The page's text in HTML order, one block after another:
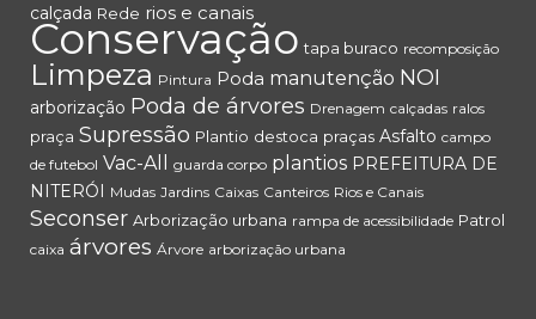
calçada Rede rios e canais
Conservação tapa buraco recomposição
Limpeza Pintura Poda manutenção NOI
arborização Poda de árvores Drenagem calçadas ralos
praça Supressão Plantio destoca praças Asfalto campo
de futebol Vac-All guarda corpo plantios PREFEITURA DE
NITERÓI
Mudas Jardins Caixas Canteiros Rios e Canais
Seconser Arborização urbana rampa de acessibilidade Patrol
caixa árvores Árvore arborização urbana